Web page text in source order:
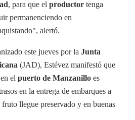
, para que el productor tenga
permanenciendo en
alertó.
este jueves por la Junta
(JAD), Estévez manifestó que
en el puerto de Manzanillo es
en la entrega de embarques a
llegue preservado y en buenas